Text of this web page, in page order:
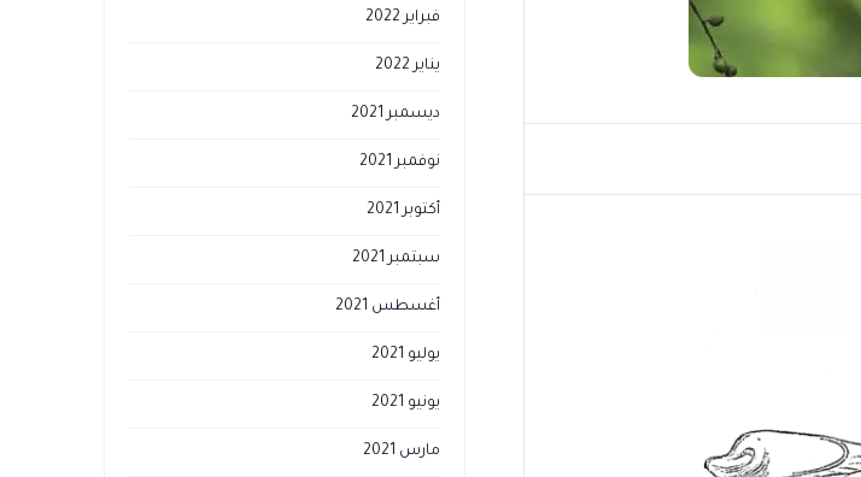
فبراير 2022
يناير 2022
ديسمبر 2021
نوفمبر 2021
أكتوبر 2021
سبتمبر 2021
أغسطس 2021
يوليو 2021
يونيو 2021
مارس 2021